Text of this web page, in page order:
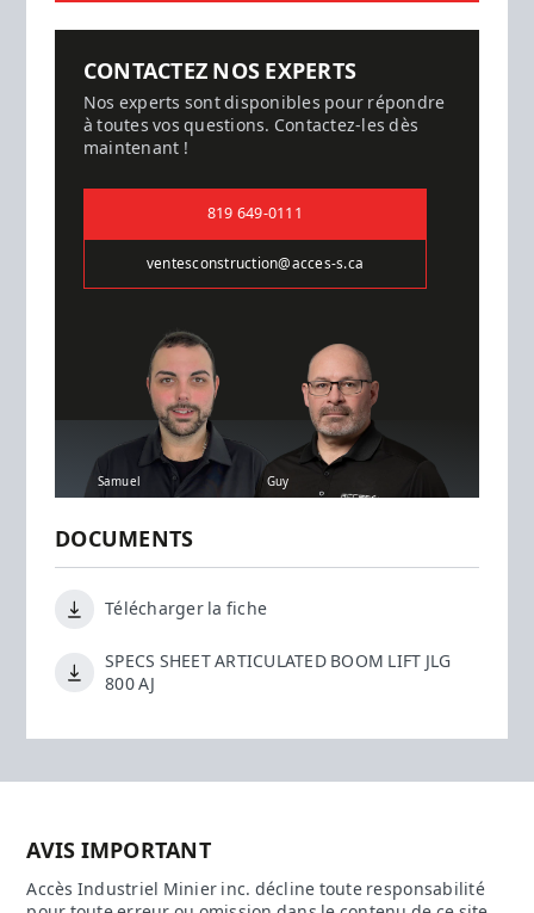
CONTACTEZ NOS EXPERTS
Nos experts sont disponibles pour répondre
à toutes vos questions. Contactez-les dès
maintenant !
819 649-0111
ventesconstruction@acces-s.ca
Samuel Guy
DOCUMENTS
Télécharger la fiche
SPECS SHEET ARTICULATED BOOM LIFT JLG
800 AJ
AVIS IMPORTANT
Accès Industriel Minier inc. décline toute responsabilité